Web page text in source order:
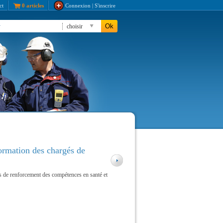
0 articles Connexion | S'inscrire
choisir Ok
2026
des chargés de
renforcement des compétences en santé et
de formation 2026
2026